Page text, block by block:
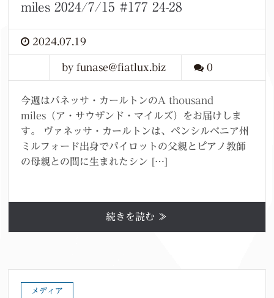
miles 2024/7/15 #177 24-28
2024.07.19
by funase@fiatlux.biz 0
今週はバネッサ・カールトンのA thousand
miles（ア・サウザンド・マイルズ）をお届けしま
す。 ヴァネッサ・カールトンは、ペンシルベニア州
ミルフォード出身でパイロットの父親とピアノ教師
の母親との間に生まれたシン […]
続きを読む ≫
メディア